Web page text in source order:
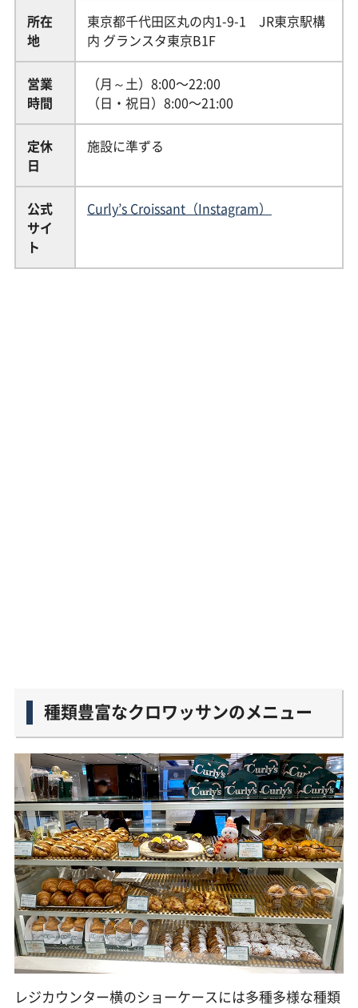
所在
地
東京都千代田区丸の内1-9-1 JR東京駅構
内 グランスタ東京B1F
営業
時間
（月～土）8:00〜22:00
（日・祝日）8:00〜21:00
定休
日
施設に準ずる
公式
サイ
ト
Curly’s Croissant（Instagram）
種類豊富なクロワッサンのメニュー
レジカウンター横のショーケースには多種多様な種類